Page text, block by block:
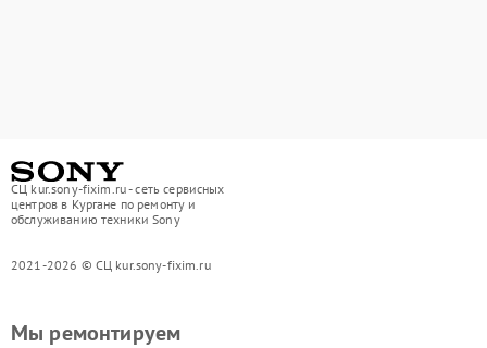
СЦ kur.sony-fixim.ru - сеть сервисных
центров в Кургане по ремонту и
обслуживанию техники Sony
2021-2026 © СЦ kur.sony-fixim.ru
Мы ремонтируем